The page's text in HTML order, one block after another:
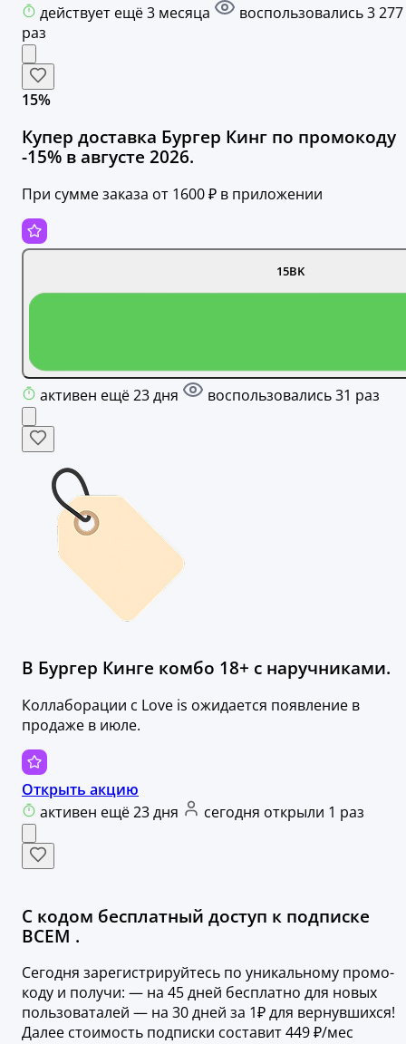
действует ещё 3 месяца
воспользовались 3 277
раз
15%
Купер доставка Бургер Кинг по промокоду
-15% в августе 2026.
При сумме заказа от 1600 ₽ в приложении
15BK
активен ещё 23 дня воспользовались 31 раз
В Бургер Кинге комбо 18+ с наручниками.
Коллаборации с Love is ожидается появление в
продаже в июле.
Открыть акцию
активен ещё 23 дня
сегодня открыли 1 раз
С кодом бесплатный доступ к подписке
ВСЕМ .
Сегодня зарегистрируйтесь по уникальному промо-
коду и получи: — на 45 дней бесплатно для новых
пользоваталей — на 30 дней за 1₽ для вернувшихся!
Далее стоимость подписки составит 449 ₽/мес